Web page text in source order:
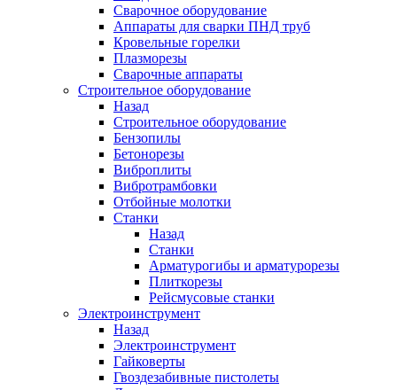
Сварочное оборудование
Аппараты для сварки ПНД труб
Кровельные горелки
Плазморезы
Сварочные аппараты
Строительное оборудование
Назад
Строительное оборудование
Бензопилы
Бетонорезы
Виброплиты
Вибротрамбовки
Отбойные молотки
Станки
Назад
Станки
Арматурогибы и арматурорезы
Плиткорезы
Рейсмусовые станки
Электроинструмент
Назад
Электроинструмент
Гайковерты
Гвоздезабивные пистолеты